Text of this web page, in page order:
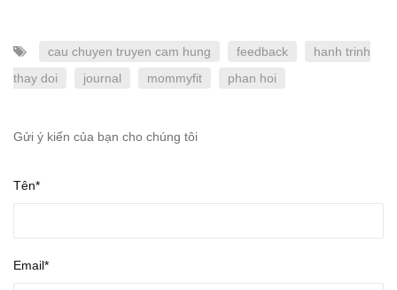
cau chuyen truyen cam hung feedback
hanh trinh
thay doi
journal mommyfit phan hoi
Gửi ý kiến của bạn cho chúng tôi
Tên*
Email*